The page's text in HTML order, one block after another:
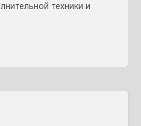
техники и